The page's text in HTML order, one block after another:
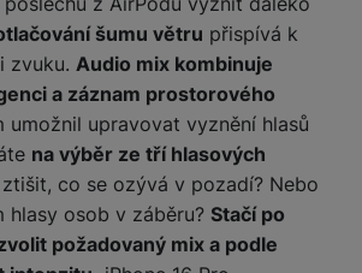
šumu větru přispívá k
zvuku. Audio mix kombinuje
a záznam prostorového
umožnil upravovat vyznění hlasů
na výběr ze tří hlasových
co se ozývá v pozadí? Nebo
hlasy osob v záběru? Stačí po
požadovaný mix a podle